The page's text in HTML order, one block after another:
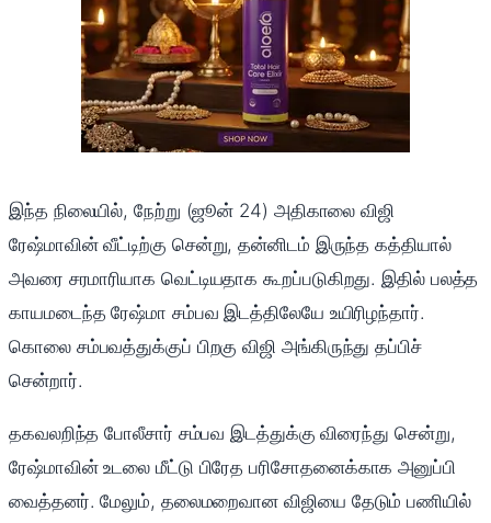
இந்த நிலையில், நேற்று (ஜூன் 24) அதிகாலை விஜி
ரேஷ்மாவின் வீட்டிற்கு சென்று, தன்னிடம் இருந்த கத்தியால்
அவரை சரமாரியாக வெட்டியதாக கூறப்படுகிறது. இதில் பலத்த
காயமடைந்த ரேஷ்மா சம்பவ இடத்திலேயே உயிரிழந்தார்.
கொலை சம்பவத்துக்குப் பிறகு விஜி அங்கிருந்து தப்பிச்
சென்றார்.
தகவலறிந்த போலீசார் சம்பவ இடத்துக்கு விரைந்து சென்று,
ரேஷ்மாவின் உடலை மீட்டு பிரேத பரிசோதனைக்காக அனுப்பி
வைத்தனர். மேலும், தலைமறைவான விஜியை தேடும் பணியில்